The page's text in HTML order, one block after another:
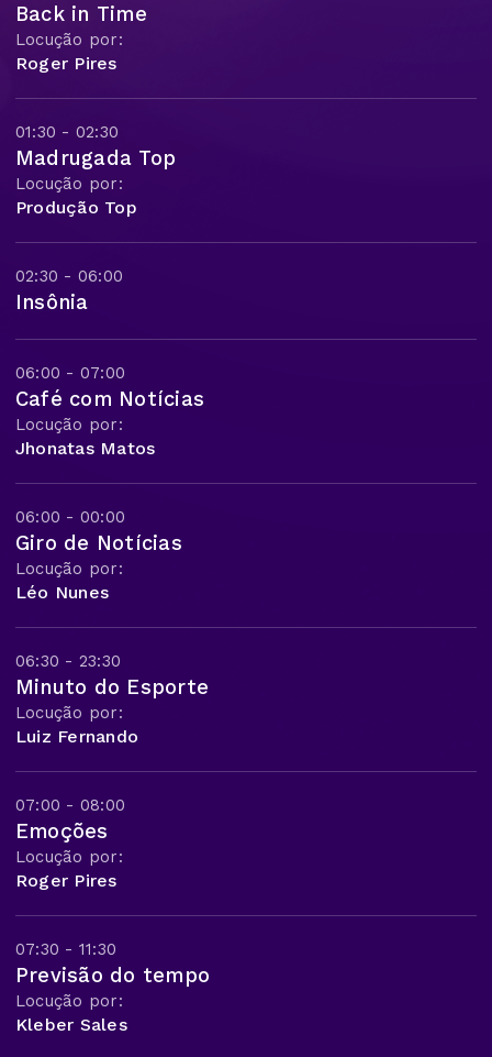
Back in Time
Locução por:
Roger Pires
01:30 - 02:30
Madrugada Top
Locução por:
Produção Top
02:30 - 06:00
Insônia
06:00 - 07:00
Café com Notícias
Locução por:
Jhonatas Matos
06:00 - 00:00
Giro de Notícias
Locução por:
Léo Nunes
06:30 - 23:30
Minuto do Esporte
Locução por:
Luiz Fernando
07:00 - 08:00
Emoções
Locução por:
Roger Pires
07:30 - 11:30
Previsão do tempo
Locução por:
Kleber Sales